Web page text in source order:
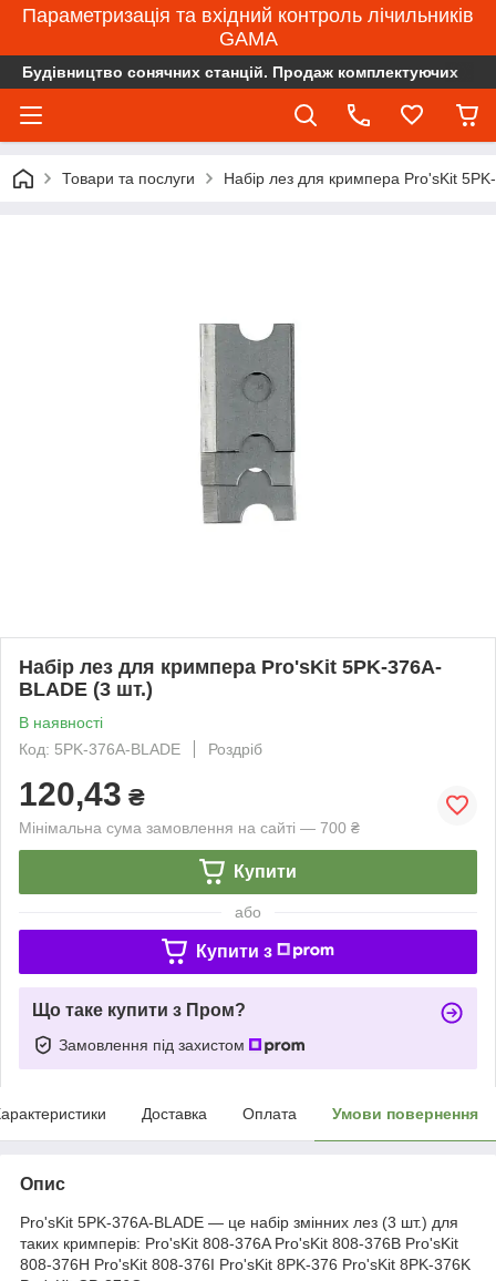
Параметризація та вхідний контроль лічильників
GAMA
Будівництво сонячних станцій. Продаж комплектуючих
Товари та послуги Набір лез для кримпера Pro'sKit
Набір лез для кримпера Pro'sKit 5PK-376A-
BLADE (3 шт.)
В наявності
Код: 5PK-376A-BLADE
Роздріб
120,43 ₴
Мінімальна сума замовлення на сайті — 700 ₴
Купити
або
Купити з
Що таке купити з Пром?
Замовлення під захистом
Доставка Оплата Умови повернення
Опис
Pro'sKit 5PK-376A-BLADE — це набір змінних лез (3 шт.) для
таких кримперів: Pro'sKit 808-376A Pro'sKit 808-376B Pro'sKit
808-376H Pro'sKit 808-376I Pro'sKit 8PK-376 Pro'sKit 8PK-376K